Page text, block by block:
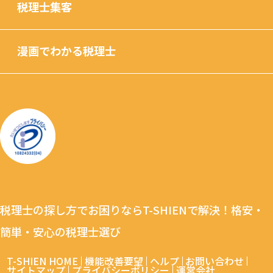
税理士集客
漫画でわかる税理士
税理士の探し方でお困りならT-SHIENで解決！格安・
簡単・安心の税理士選び
T-SHIEN HOME 機能改善要望 ヘルプ お問い合わせ
サイトマップ プライバシーポリシー 運営会社